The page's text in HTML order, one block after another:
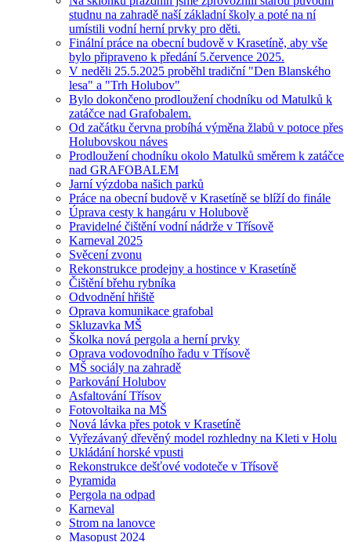
studnu na zahradě naší základní školy a poté na ní
umístili vodní herní prvky pro děti.
Finální práce na obecní budově v Krasetíně, aby vše
bylo připraveno k předání 5.července 2025.
V neděli 25.5.2025 proběhl tradiční "Den Blanského
lesa" a "Trh Holubov"
Bylo dokončeno prodloužení chodníku od Matulků k
zatáčce nad Grafobalem.
Od začátku června probíhá výměna žlabů v potoce přes
Holubovskou náves
Prodloužení chodníku okolo Matulků směrem k zatáčce
nad GRAFOBALEM
Jarní výzdoba našich parků
Práce na obecní budově v Krasetíně se blíží do finále
Úprava cesty k hangáru v Holubově
Pravidelné čištění vodní nádrže v Třísově
Karneval 2025
Svěcení zvonu
Rekonstrukce prodejny a hostince v Krasetíně
Čištění břehu rybníka
Odvodnění hřiště
Oprava komunikace grafobal
Skluzavka MŠ
Školka nová pergola a herní prvky
Oprava vodovodního řadu v Třísově
MŠ sociály na zahradě
Parkování Holubov
Asfaltování Třísov
Fotovoltaika na MŠ
Nová lávka přes potok v Krasetíně
Vyřezávaný dřevěný model rozhledny na Kleti v Holu
Ukládání horské vpusti
Rekonstrukce dešťové vodoteče v Třísově
Pyramida
Pergola na odpad
Karneval
Strom na lanovce
Masopust 2024